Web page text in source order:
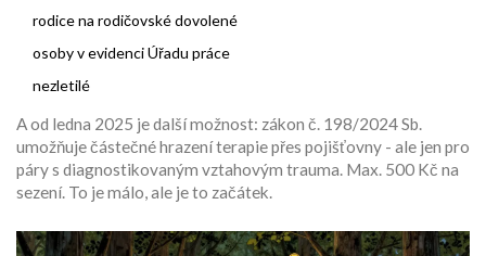
rodice na rodičovské dovolené
osoby v evidenci Úřadu práce
nezletilé
A od ledna 2025 je další možnost: zákon č. 198/2024 Sb.
umožňuje částečné hrazení terapie přes pojišťovny - ale jen pro
páry s diagnostikovaným vztahovým trauma. Max. 500 Kč na
sezení. To je málo, ale je to začátek.